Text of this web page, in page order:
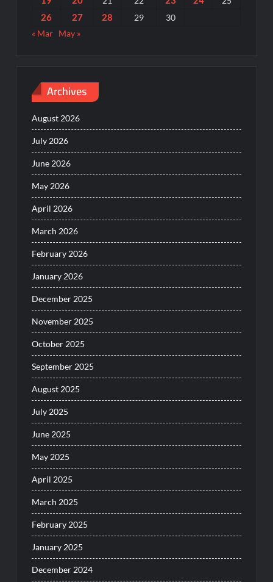
26 27 28 29
30
« Mar May »
Archives
August 2026
July 2026
June 2026
May 2026
April 2026
March 2026
February 2026
January 2026
December 2025
November 2025
October 2025
September 2025
August 2025
July 2025
June 2025
May 2025
April 2025
March 2025
February 2025
January 2025
December 2024